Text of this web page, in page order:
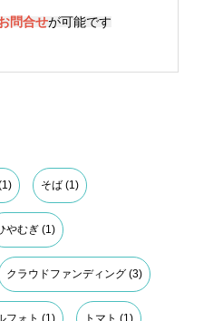
問合せが可能です
そば (1)
やむぎ (1)
クラウドファンディング (3)